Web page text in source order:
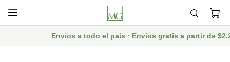

Envíos a todo el país · Envíos gratis a partir de